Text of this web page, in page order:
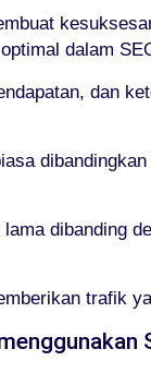
dalam
dan
dibanding
trafik